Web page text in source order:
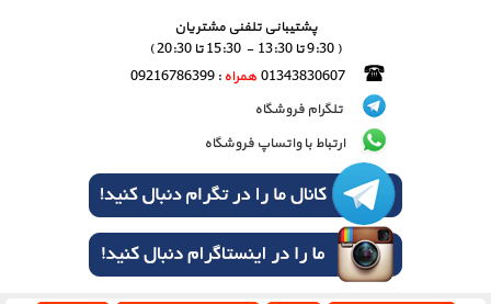
پشتیبانی تلفنی مشتریان
( 9:30 تا 13:30 - 15:30 تا 20:30 )
01343830607 همراه : 09216786399
تلگرام فروشگاه
ارتباط با واتساپ فروشگاه